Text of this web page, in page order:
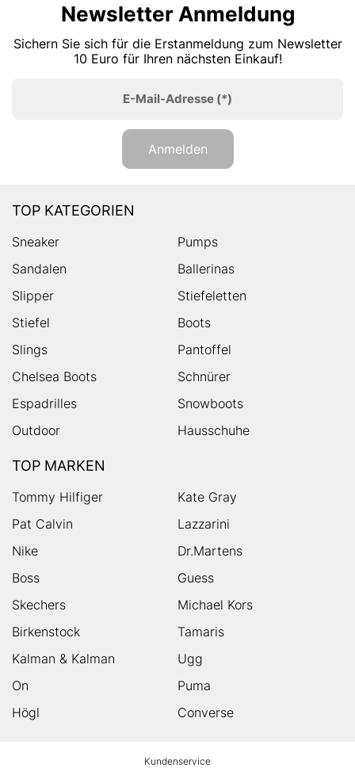
Newsletter Anmeldung
Sichern Sie sich für die Erstanmeldung zum Newsletter
10 Euro für Ihren nächsten Einkauf!
E-Mail-Adresse (*)
Anmelden
TOP KATEGORIEN
Sneaker
Pumps
Sandalen
Ballerinas
Slipper
Stiefeletten
Stiefel
Boots
Slings
Pantoffel
Chelsea Boots
Schnürer
Espadrilles
Snowboots
Outdoor
Hausschuhe
TOP MARKEN
Tommy Hilfiger
Kate Gray
Pat Calvin
Lazzarini
Nike
Dr.Martens
Boss
Guess
Skechers
Michael Kors
Birkenstock
Tamaris
Kalman & Kalman
Ugg
On
Puma
Högl
Converse
Kundenservice